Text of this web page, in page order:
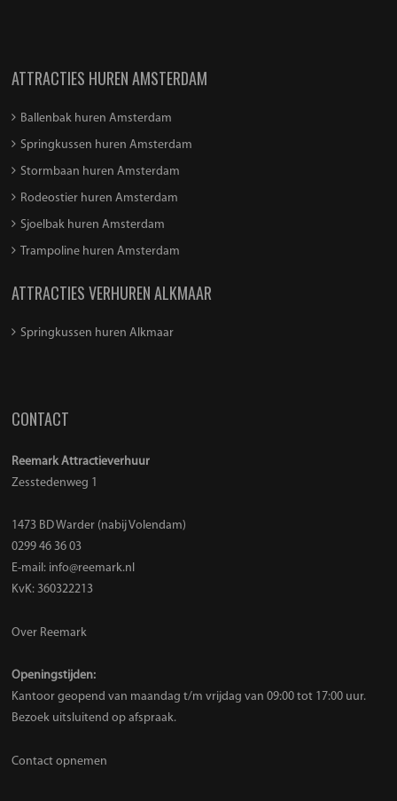
ATTRACTIES HUREN AMSTERDAM
Ballenbak huren Amsterdam
Springkussen huren Amsterdam
Stormbaan huren Amsterdam
Rodeostier huren Amsterdam
Sjoelbak huren Amsterdam
Trampoline huren Amsterdam
ATTRACTIES VERHUREN ALKMAAR
Springkussen huren Alkmaar
CONTACT
Reemark Attractieverhuur
Zesstedenweg 1
1473 BD Warder (nabij Volendam)
0299 46 36 03
E-mail: info@reemark.nl
KvK: 360322213
Over Reemark
Openingstijden:
Kantoor geopend van maandag t/m vrijdag van 09:00 tot 17:00 uur.
Bezoek uitsluitend op afspraak.
Contact opnemen